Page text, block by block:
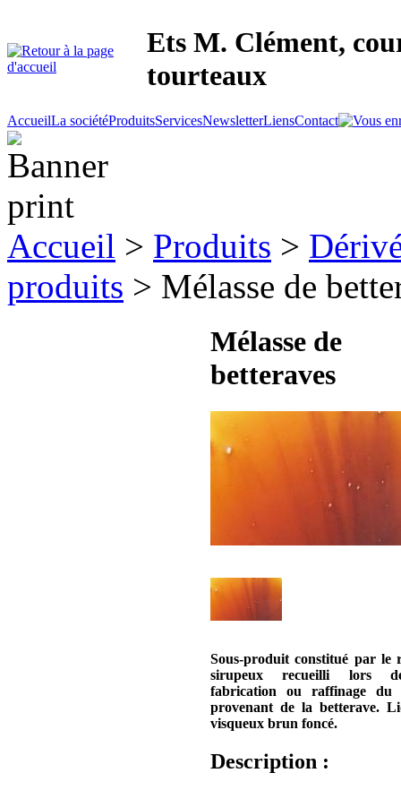
Ets M. Clément,
tourteaux
AccueilLa sociétéProduitsServicesNewsletterLiensContact
Accueil > Produits >
produits > Mélasse de
Mélasse de
betteraves
Sous-produit constitué par le
sirupeux recueilli lors
fabrication ou raffinage du
provenant de la betterave.
visqueux brun foncé.
Description :